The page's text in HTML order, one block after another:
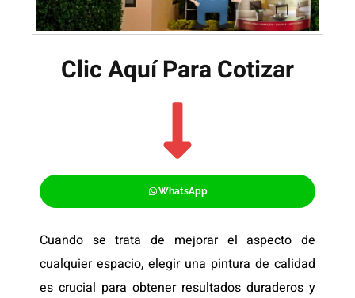
Clic Aquí Para Cotizar​
WhatsApp
Cuando se trata de mejorar el aspecto de
cualquier espacio, elegir una pintura de calidad
es crucial para obtener resultados duraderos y